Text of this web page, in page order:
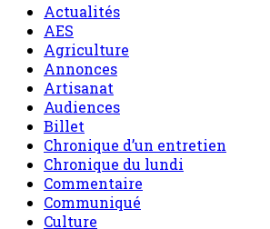
Actualités
AES
Agriculture
Annonces
Artisanat
Audiences
Billet
Chronique d’un entretien
Chronique du lundi
Commentaire
Communiqué
Culture